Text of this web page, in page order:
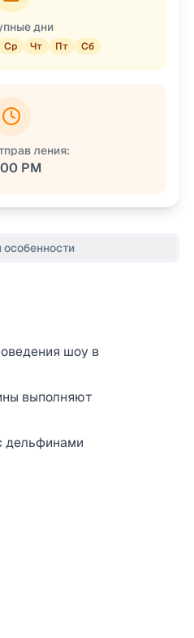
дни
Ср Чт Пт Сб
ления:
PM
шоу в
выполняют
дельфинами